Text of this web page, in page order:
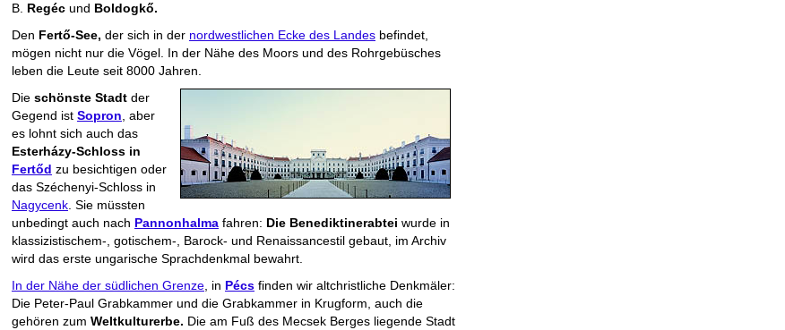
B. Regéc und Boldogkő.
Den Fertő-See, der sich in der nordwestlichen Ecke des Landes befindet,
mögen nicht nur die Vögel. In der Nähe des Moors und des Rohrgebüsches
leben die Leute seit 8000 Jahren.
Die schönste Stadt der
Gegend ist Sopron , aber
es lohnt sich auch das
Esterházy-Schloss in
Fertőd zu besichtigen oder
das Széchenyi-Schloss in
Nagycenk . Sie müssten
unbedingt auch nach Pannonhalma fahren: Die Benediktinerabtei wurde in
klassizistischem-, gotischem-, Barock- und Renaissancestil gebaut, im Archiv
wird das erste ungarische Sprachdenkmal bewahrt.
In der Nähe der südlichen Grenze , in Pécs finden wir altchristliche Denkmäler:
Die Peter-Paul Grabkammer und die Grabkammer in Krugform, auch die
gehören zum Weltkulturerbe. Die am Fuß des Mecsek Berges liegende Stadt